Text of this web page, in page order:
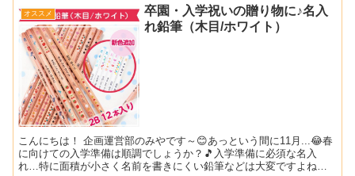
オススメ
卒園・入学祝いの贈り物に♪名入
れ鉛筆（木目/ホワイト）
こんにちは！ 企画運営部のみやです～😊あっという間に11月...😂春
に向けての入学準備は順調でしょうか？🎵入学準備に必須な名入
れ…特に面積が小さく名前を書きにくい鉛筆などは大変ですよね😖